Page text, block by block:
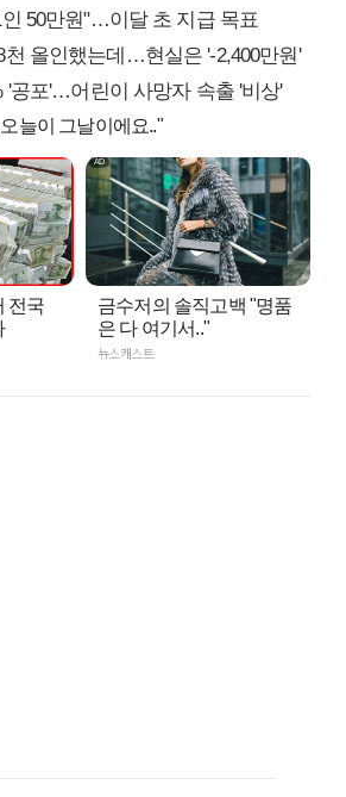
50만원"…이달 초 지급 목표
천 올인했는데…현실은 '-2,400만원'
'공포'…어린이 사망자 속출 '비상'
늘이 그날이에요.."
전국
금수저의 솔직고백 "명품
은 다 여기서.."
뉴스캐스트